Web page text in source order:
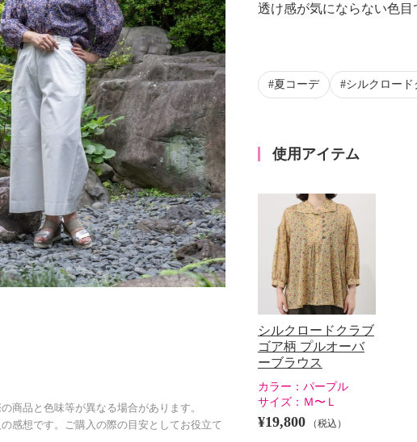
商品と色味等が異なる場合があります。
感想です。ご購入の際の目安としてお役立て
透け感が気にならない色目
夏コーデ シルクロード
使用アイテム
シルクロードクラブ
ゴア柄 プルオーバ
ーブラウス
カラー： パープル
サイズ： Ｍ〜Ｌ
¥19,800 （税込）